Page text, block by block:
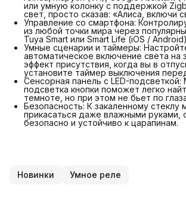
или умную колонку с поддержкой
свет, просто сказав: «Алиса, включи
Управление со смартфона:
из любой точки мира через
Tuya Smart или Smart Life (iOS /
Умные сценарии и таймеры:
автоматическое включение света на
эффект присутствия, когда вы в
установите таймер выключения
Сенсорная панель с LED-подсветкой:
подсветка кнопки поможет легко
темноте, но при этом не бьет по
Безопасность: К закаленному стеклу
прикасаться даже влажными руками,
безопасно и устойчиво к царапинам.
Новинки Умное реле